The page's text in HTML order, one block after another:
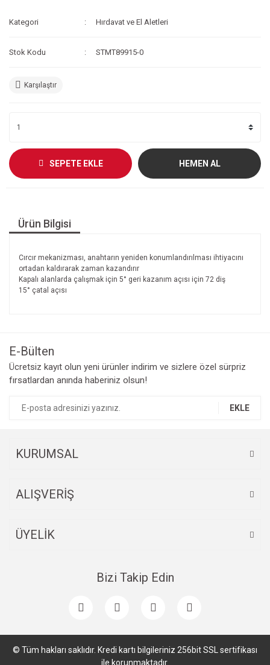
Kategori Hırdavat ve El Aletleri
Stok Kodu STMT89915-0
Karşılaştır
SEPETE EKLE HEMEN AL
Ürün Bilgisi
Cırcır mekanizması, anahtarın yeniden konumlandırılması ihtiyacını
ortadan kaldırarak zaman kazandırır
Kapalı alanlarda çalışmak için 5° geri kazanım açısı için 72 diş
15° çatal açısı
E-Bülten
Ücretsiz kayıt olun yeni ürünler indirim ve sizlere özel sürpriz
fırsatlardan anında haberiniz olsun!
EKLE
KURUMSAL
ALIŞVERİŞ
ÜYELİK
Bizi Takip Edin
© Tüm hakları saklıdır. Kredi kartı bilgileriniz 256bit SSL sertifikası
ile korunmaktadır.